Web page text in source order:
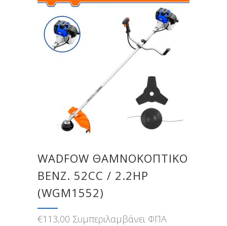
WADFOW ΘΑΜΝΟΚΟΠΤΙΚΟ
ΒΕΝΖ. 52CC / 2.2HP
(WGM1552)
€113,00 Συμπεριλαμβάνει ΦΠΑ